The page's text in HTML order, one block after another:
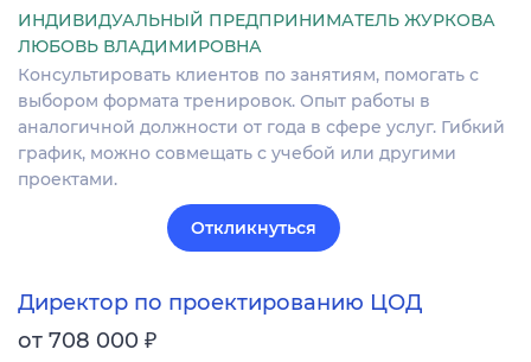
ИНДИВИДУАЛЬНЫЙ ПРЕДПРИНИМАТЕЛЬ ЖУРКОВА
ЛЮБОВЬ ВЛАДИМИРОВНА
Консультировать клиентов по занятиям, помогать с
выбором формата тренировок. Опыт работы в
аналогичной должности от года в сфере услуг. Гибкий
график, можно совмещать с учебой или другими
проектами.
Откликнуться
Директор по проектированию ЦОД
от 708 000 ₽